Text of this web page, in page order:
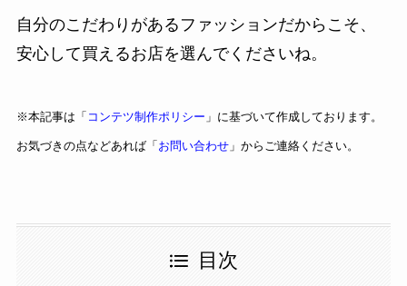
自分のこだわりがあるファッションだからこそ、
安心して買えるお店を選んでくださいね。
※本記事は「 コンテツ制作ポリシー 」に基づいて作成しております。
お気づきの点などあれば「お問い合わせ」からご連絡ください。
目次